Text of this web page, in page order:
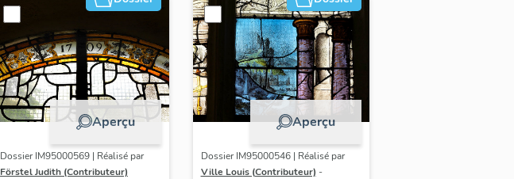
Aperçu
Dossier IM95000569 | Réalisé par
Förstel Judith (Contributeur)
Aperçu
Dossier IM95000546 | Réalisé par
Ville Louis (Contributeur) -